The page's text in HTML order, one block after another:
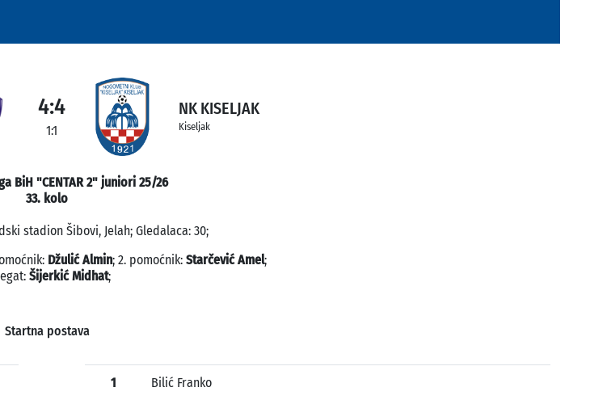
4:4
1:1
NK KISELJAK
Kiseljak
BiH "CENTAR 2" juniori 25/26
33. kolo
stadion Šibovi, Jelah; Gledalaca: 30;
Džulić Almin; 2. pomoćnik: Starčević Amel;
Šijerkić Midhat;
Startna postava
1 Bilić Franko